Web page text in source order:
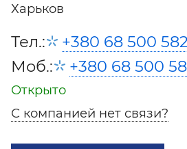
Харьков
Тел.:
+380 68 500
Моб.:
+380 68 500
Открыто
С компанией нет связи?